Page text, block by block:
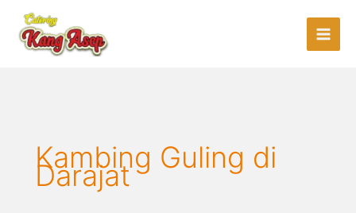
konten
Kambing Guling di
Darajat